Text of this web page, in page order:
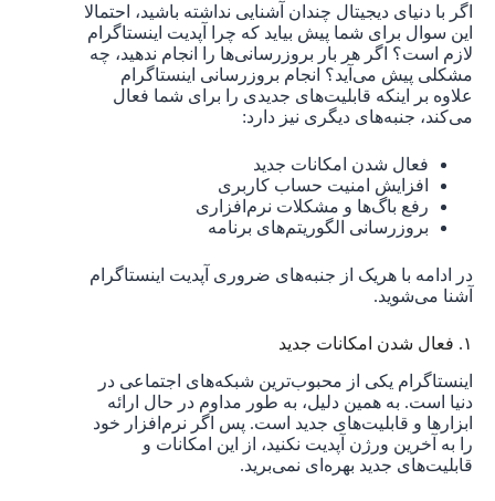
اگر با دنیای دیجیتال چندان آشنایی نداشته باشید، احتمالا
این سوال برای شما پیش بیاید که چرا آپدیت اینستاگرام
لازم است؟ اگر هر بار بروزرسانی‌ها را انجام ندهید، چه
مشکلی پیش می‌آید؟ انجام بروزرسانی اینستاگرام
علاوه بر اینکه قابلیت‌های جدیدی را برای شما فعال
می‌کند، جنبه‌های دیگری نیز دارد:
فعال شدن امکانات جدید
افزایش امنیت حساب کاربری
رفع باگ‌ها و مشکلات نرم‌افزاری
بروزرسانی الگوریتم‌های برنامه
در ادامه با هریک از جنبه‌های ضروری آپدیت اینستاگرام
آشنا می‌شوید.
۱. فعال شدن امکانات جدید
اینستاگرام یکی از محبوب‌ترین شبکه‌های اجتماعی در
دنیا است. به همین دلیل، به طور مداوم در حال ارائه
ابزارها و قابلیت‌های جدید است. پس اگر نرم‌افزار خود
را به آخرین ورژن آپدیت نکنید، از این امکانات و
قابلیت‌های جدید بهره‌ای نمی‌برید.